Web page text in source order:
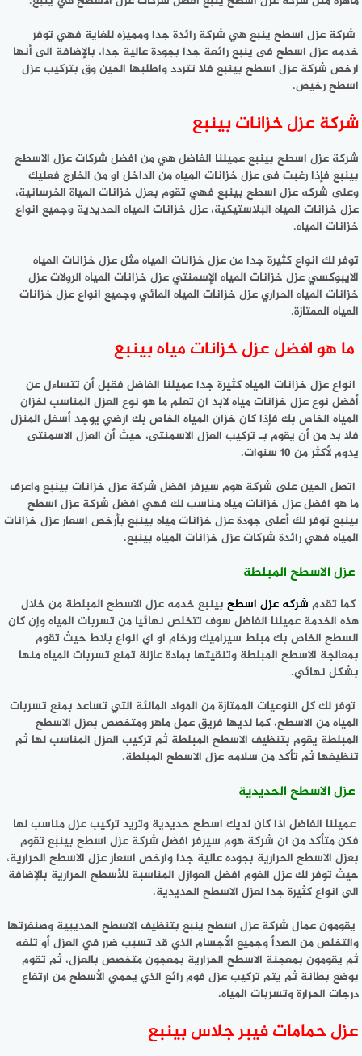
شركة عزل اسطح ينبع هي شركة رائدة جدا ومميزه للغاية فهي توفر
خدمه عزل اسطح فى ينبع رائعة جدا بجودة عالية جدا، بالإضافة الى أنها
ارخص شركة عزل اسطح بينبع فلا تتردد واطلبها الحين وق بتركيب عزل
اسطح رخيص.
شركة عزل خزانات بينبع
شركة عزل اسطح بينبع عميلنا الفاضل هي من افضل شركات عزل الاسطح
بينبع فإذا رغبت فى عزل خزانات المياه من الداخل او من الخارج فعليك
وعلى شركه عزل اسطح بينبع فهي تقوم بعزل خزانات المياة الخرسانية،
عزل خزانات المياه البلاستيكية، عزل خزانات المياه الحديدية وجميع انواع
خزانات المياه.
توفر لك انواع كثيرة جدا من عزل خزانات المياه مثل عزل خزانات المياه
الايبوكسي عزل خزانات المياه الإسمنتي عزل خزانات المياه الرولات عزل
خزانات المياه الحراري عزل خزانات المياه المائي وجميع انواع عزل خزانات
المياه الممتازة.
ما هو افضل عزل خزانات مياه بينبع
انواع عزل خزانات المياه كثيرة جدا عميلنا الفاضل فقبل أن تتساءل عن
أفضل نوع عزل خزانات مياه لابد ان تعلم ما هو نوع العزل المناسب لخزان
المياه الخاص بك فإذا كان خزان المياه الخاص بك ارضي يوجد أسفل المنزل
فلا بد من أن يقوم بـ تركيب العزل الاسمنتى، حيث أن العزل الاسمنتى
يدوم لأكثر من 10 سنوات.
اتصل الحين على شركة هوم سيرفر افضل شركة عزل خزانات بينبع واعرف
ما هو افضل عزل خزانات مياه مناسب لك فهي افضل شركة عزل اسطح
بينبع توفر لك أعلى جودة عزل خزانات مياه بينبع بأرخص اسعار عزل خزانات
المياه فهي رائدة شركات عزل خزانات المياه بينبع.
عزل الاسطح المبلطة
كما تقدم شركه عزل اسطح بينبع خدمه عزل الاسطح المبلطة من خلال
هذه الخدمة عميلنا الفاضل سوف تتخلص نهائيا من تسربات المياه وإن كان
السطح الخاص بك مبلط سيراميك ورخام او اي انواع بلاط حيث تقوم
بمعالجة الاسطح المبلطة وتنقيتها بمادة عازلة تمنع تسربات المياه منها
بشكل نهائي.
توفر لك كل النوعيات الممتازة من المواد المالئة التي تساعد بمنع تسربات
المياه من الاسطح، كما لديها فريق عمل ماهر ومتخصص بعزل الاسطح
المبلطة يقوم بتنظيف الاسطح المبلطة ثم تركيب العزل المناسب لها ثم
تنظيفها ثم تأكد من سلامه عزل الاسطح المبلطة.
عزل الاسطح الحديدية
عميلنا الفاضل اذا كان لديك اسطح حديدية وتريد تركيب عزل مناسب لها
فكن متأكد من ان شركة هوم سيرفر افضل شركة عزل اسطح بينبع تقوم
بعزل الاسطح الحرارية بجوده عالية جدا وارخص اسعار عزل الاسطح الحرارية،
حيث توفر لك عزل الفوم افضل العوازل المناسبة للأسطح الحرارية بالإضافة
الى انواع كثيرة جدا لعزل الاسطح الحديدية.
يقومون عمال شركة عزل اسطح ينبع بتنظيف الاسطح الحديبية وصنفرتها
والتخلص من الصدأ وجميع الأجسام الذي قد تسبب ضرر في العزل أو تلفه
ثم يقومون بمعجنة الاسطح الحرارية بمعجون متخصص بالعزل، ثم تقوم
بوضع بطانة ثم يتم تركيب عزل فوم رائع الذي يحمي الأسطح من ارتفاع
درجات الحرارة وتسربات المياه.
عزل حمامات فيبر جلاس بينبع